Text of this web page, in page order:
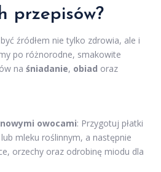
przepisów?
źródłem nie tylko zdrowia, ale i
po różnorodne, smakowite
na śniadanie, obiad oraz
owocami: Przygotuj płatki
mleku roślinnym, a następnie
orzechy oraz odrobinę miodu dla